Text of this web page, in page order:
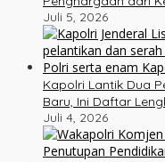
Juli 5, 2026
Kapolri Lantik Dua
Baru, Ini Daftar
Juli 4, 2026